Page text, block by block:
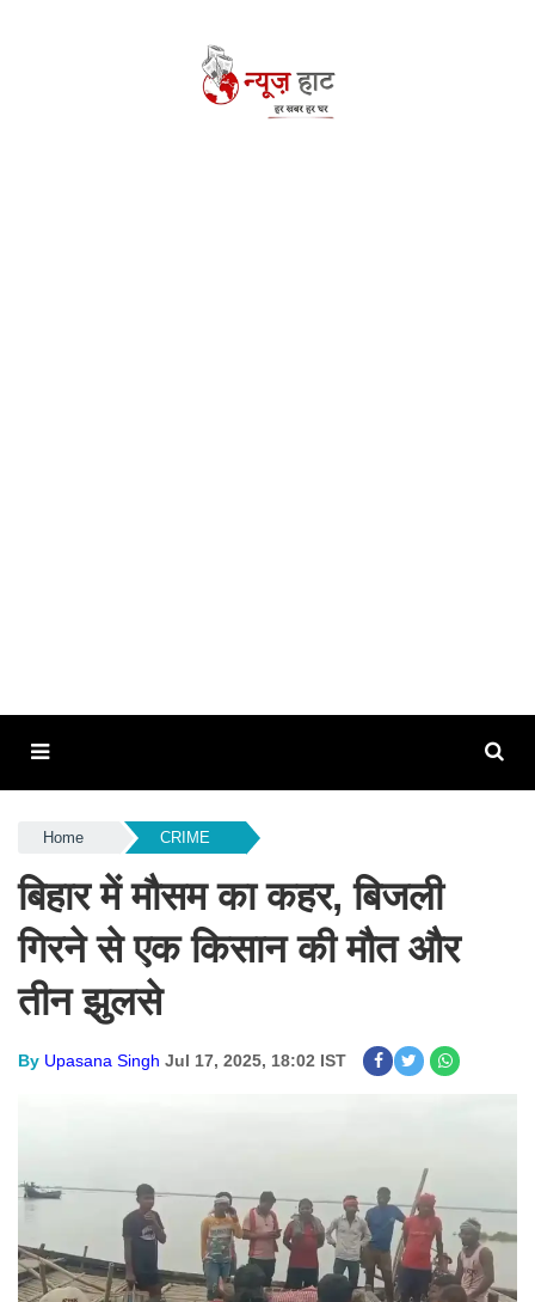
Home CRIME
बिहार में मौसम का कहर, बिजली
गिरने से एक किसान की मौत और
तीन झुलसे
By Upasana Singh Jul 17, 2025, 18:02 IST